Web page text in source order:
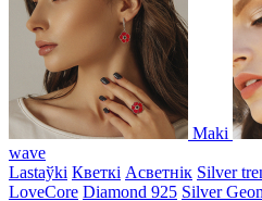
Maki
wave
Lastaўki Кветкі Асветнiк Silver
LoveCore Diamond 925 Silver